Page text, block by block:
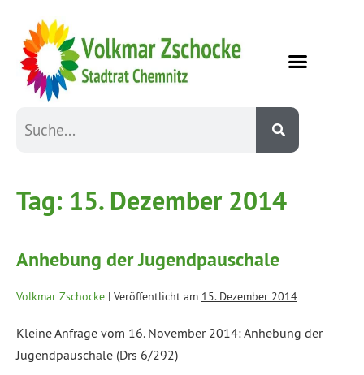
Tag: 15. Dezember 2014
Anhebung der Jugendpauschale
Volkmar Zschocke | Veröffentlicht am 15. Dezember 2014
Kleine Anfrage vom 16. November 2014: Anhebung der
Jugendpauschale (Drs 6/292)